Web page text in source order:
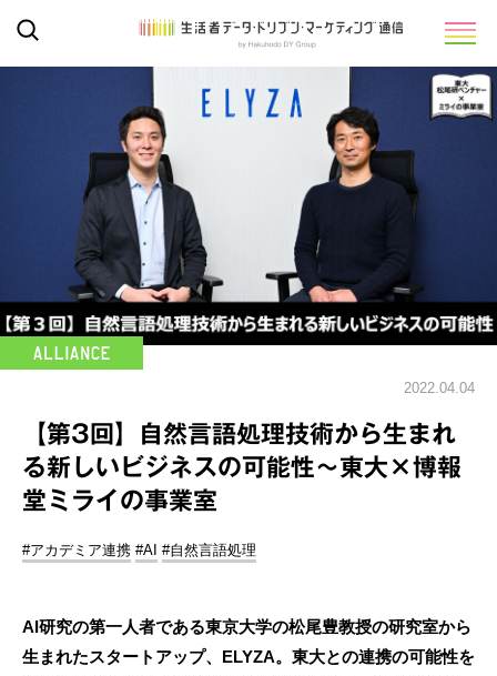
2022.04.04
【第3回】自然言語処理技術から生まれ
る新しいビジネスの可能性～東大×博報
堂ミライの事業室
#アカデミア連携 #AI #自然言語処理
AI研究の第一人者である東京大学の松尾豊教授の研究室から
生まれたスタートアップ、ELYZA。東大との連携の可能性を